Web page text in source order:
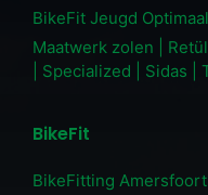
BikeFit Jeugd Optimaal
Maatwerk zolen |
| Specialized | Sidas |
BikeFit
BikeFitting Amersfoort